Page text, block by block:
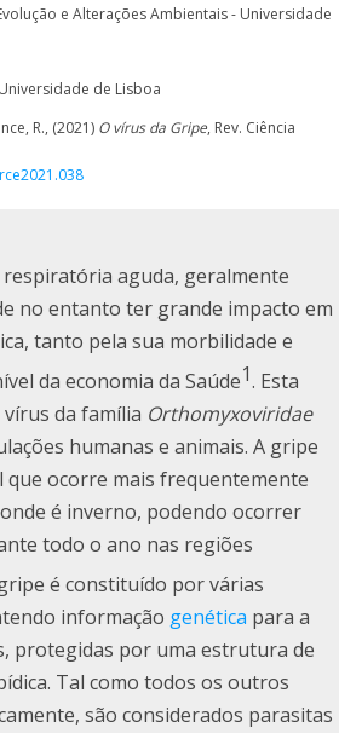
e Alterações Ambientais - Universidade
de Lisboa
R., (2021) O vírus da Gripe, Rev. Ciência
respiratória aguda, geralmente
no entanto ter grande impacto em
tanto pela sua morbilidade e
da economia da Saúde1. Esta
da família Orthomyxoviridae
humanas e animais. A gripe
que ocorre mais frequentemente
é inverno, podendo ocorrer
todo o ano nas regiões
é constituído por várias
informação genética para a
protegidas por uma estrutura de
Tal como todos os outros
são considerados parasitas